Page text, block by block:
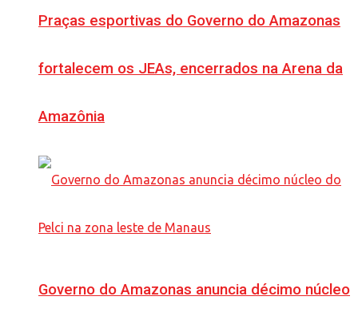
Praças esportivas do Governo do Amazonas
fortalecem os JEAs, encerrados na Arena da
Amazônia
Governo do Amazonas anuncia décimo núcleo